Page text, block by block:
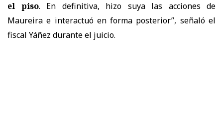
el piso. En definitiva, hizo suya las acciones de
Maureira e interactuó en forma posterior”, señaló el
fiscal Yáñez durante el juicio.